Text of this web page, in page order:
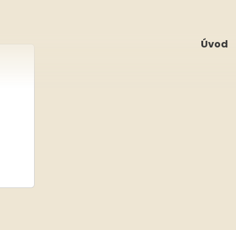
Úvod